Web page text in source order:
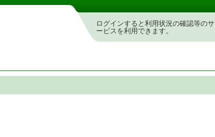
ログインすると利用状況の確認等のサ
ービスを利用できます。